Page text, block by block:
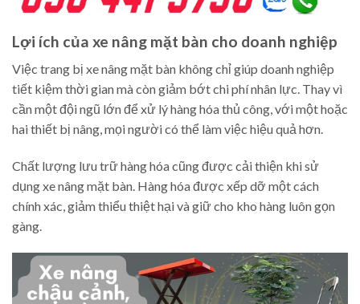
Lợi ích của xe nâng mặt bàn cho doanh nghiệp
Việc trang bị xe nâng mặt bàn không chỉ giúp doanh nghiệp
tiết kiệm thời gian mà còn giảm bớt chi phí nhân lực. Thay vì
cần một đội ngũ lớn để xử lý hàng hóa thủ công, với một hoặc
hai thiết bị nâng, mọi người có thể làm việc hiệu quả hơn.
Chất lượng lưu trữ hàng hóa cũng được cải thiện khi sử
dụng xe nâng mặt bàn. Hàng hóa được xếp dỡ một cách
chính xác, giảm thiểu thiệt hại và giữ cho kho hàng luôn gọn
gàng.